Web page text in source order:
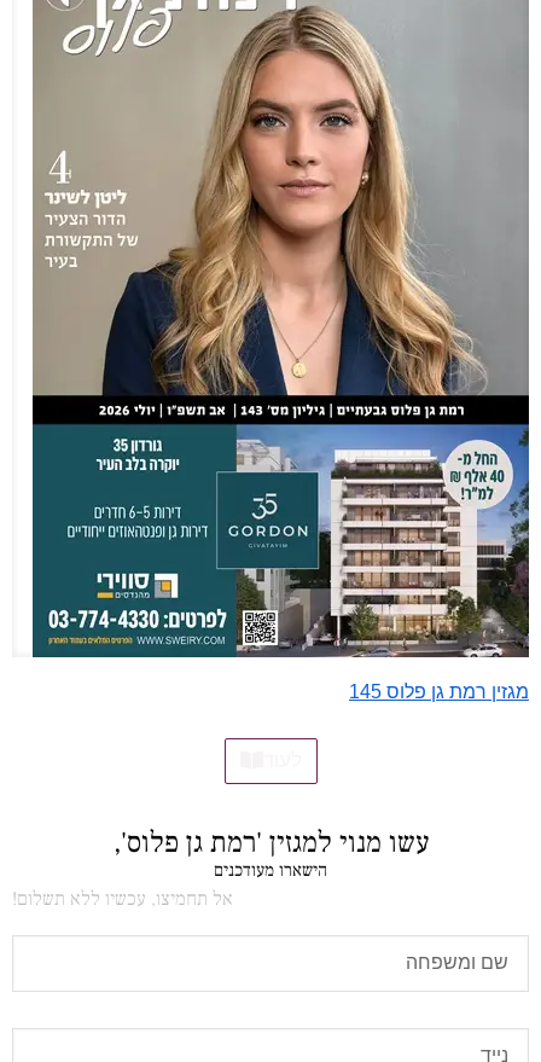
מגזין רמת גן פלוס 145
עשו מנוי למגזין 'רמת גן פלוס',
הישארו מעודכנים
אל תחמיצו, עכשיו ללא תשלום!